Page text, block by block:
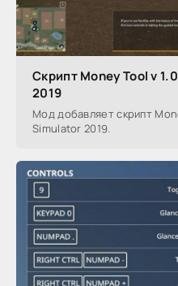
Скрипт Money Tool v
2019
Мод добавляет скрипт
Simulator 2019.